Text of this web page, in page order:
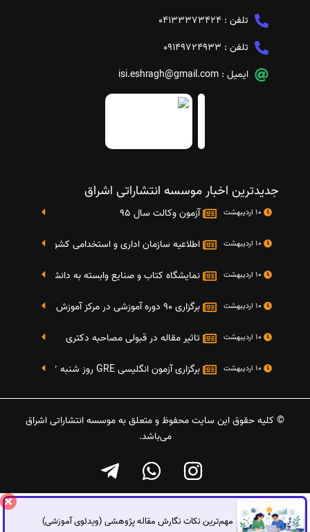
تلفن : 04133373424
تلفن : 09149724933
ایمیل : isi.eshragh@gmail.com
جدیدترین اخبار موسسه انتشاراتی اشراق
آزمون وکالت سال 95
اطلاعیه سازمان اداری و استخدامی کشور در خصوص
نمایشگاه کتاب و صنایع وابسته به دانشگاه صنعتی شریف 4 الی 8 مهر
برگزاری 90 دوره آموزشی در مرکز آموزش فرهنگی دانشگاه علامه
تاثیر مقاله در قبولی مصاحبه دکتری
برگزاری آزمون انگلیسی GRE روز شنبه 27 شهریور(مقارن با 17 سپتامبر 2016)
© کلیه حقوق این سایت محفوظ و متعلق به موسسه انتشاراتی اشراق
می‌باشد.
مهم‌ترین نکات نگارش مقاله پژوهشی (ویدئوی آموزشی)
گفتگوی آنلاین